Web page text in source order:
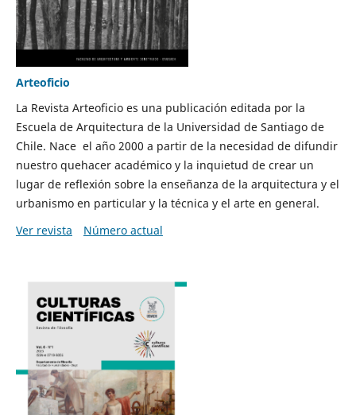
Arteoficio
La Revista Arteoficio es una publicación editada por la
Escuela de Arquitectura de la Universidad de Santiago de
Chile. Nace el año 2000 a partir de la necesidad de difundir
nuestro quehacer académico y la inquietud de crear un
lugar de reflexión sobre la enseñanza de la arquitectura y el
urbanismo en particular y la técnica y el arte en general.
Ver revista
Número actual